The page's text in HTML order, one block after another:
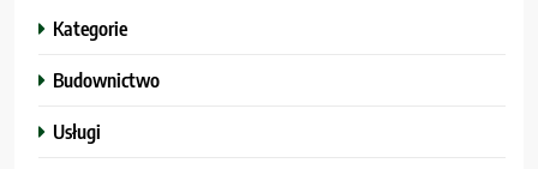
Kategorie
Budownictwo
Usługi